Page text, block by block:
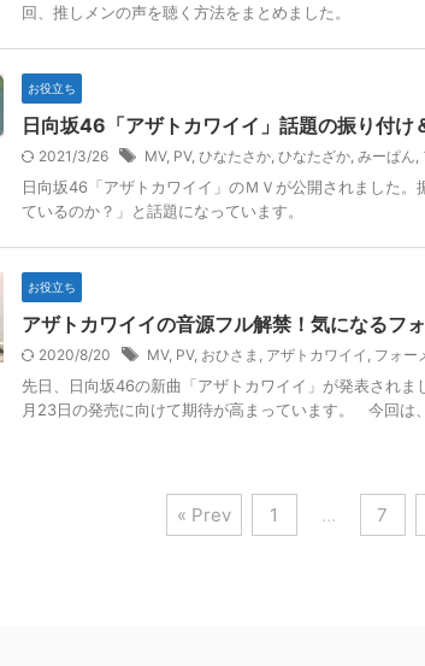
回、推しメンの声を聴く方法をまとめました。
お役立ち
日向坂46「アザトカワイイ」話題の振り付け
2021/3/26 MV, PV, ひなたさか ひなたざか みーぱん
日向坂46「アザトカワイイ」のＭＶが公開されました
ているのか？」と話題になっています。
お役立ち
アザトカワイイの音源フル解禁！気になるフ
2020/8/20 MV, PV, おひさま アザトカワイイ フォー
先日、日向坂46の新曲「アザトカワイイ」が発表され
月23日の発売に向けて期待が高まっています。 今回は
« Prev 1 … 7